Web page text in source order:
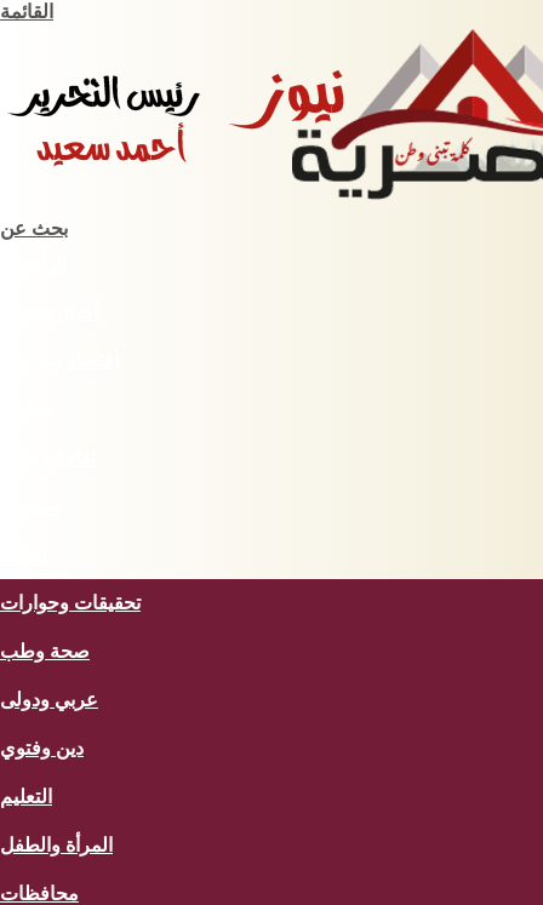
القائمة
بحث عن
تحقيقات وحوارات
صحة وطب
عربي ودولى
دين وفتوي
التعليم
المرأة والطفل
محافظات